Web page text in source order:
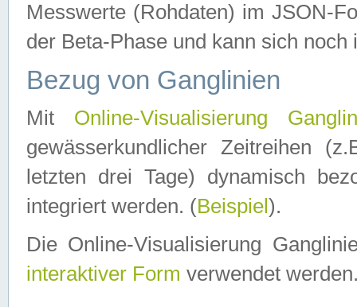
Messwerte (Rohdaten) im JSON-
der Beta-Phase und kann sich noch
Bezug von Ganglinien
Mit Online-Visualisierung
gewässerkundlicher Zeitreihen
letzten drei Tage) dynamisch
integriert werden. (Beispiel ).
Die Online-Visualisierung
interaktiver Form verwendet